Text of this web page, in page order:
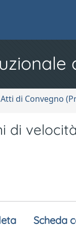
di Convegno
di
Scheda